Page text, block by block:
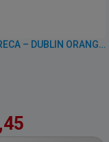
TABLE HAUTE DE CAFÉ, RESTAURANT ET HORECA – DUBLIN ORANGE – 70×70 – HAUTEUR 110 CM AVEC PIED